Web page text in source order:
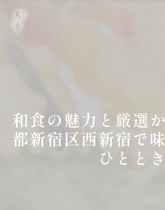
和食の魅力と厳選
都新宿区西新宿で
ひととき